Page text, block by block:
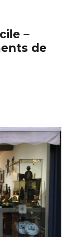
–
de